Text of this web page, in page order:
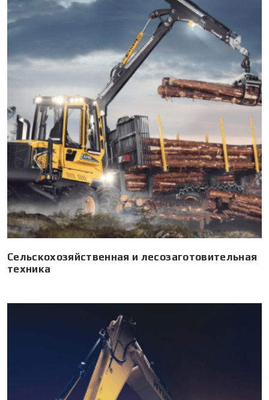
Сельскохозяйственная и лесозаготовительная
техника